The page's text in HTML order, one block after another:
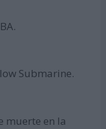
Submarine.
muerte en la